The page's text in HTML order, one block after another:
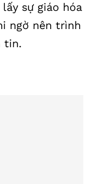
sự giáo hóa
ngờ nên trình
tin.